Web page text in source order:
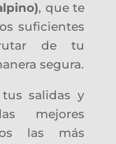
, que te
suficientes
de tu
segura.
tus salidas y
mejores
las más